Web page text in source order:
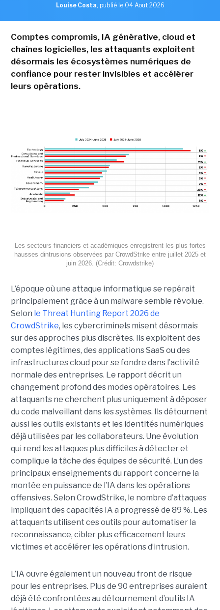
Louise Costa, publié le 04 Aout 2026
Comptes compromis, IA générative, cloud et
chaînes logicielles, les attaquants exploitent
désormais les écosystèmes numériques de
confiance pour rester invisibles et accélérer
leurs opérations.
Les secteurs financiers et académiques enregistrent les plus fortes
hausses dintrusions observées par CrowdStrike entre juillet 2025 et
juin 2026. (Crédit: Crowdstrike)
L’époque où une attaque informatique se repérait
principalement grâce à un malware semble révolue.
Selon le Threat Hunting Report 2026 de
CrowdStrike, les cybercriminels misent désormais
sur des approches plus discrètes. Ils exploitent des
comptes légitimes, des applications SaaS ou des
infrastructures cloud pour se fondre dans l’activité
normale des entreprises. Le rapport décrit un
changement profond des modes opératoires. Les
attaquants ne cherchent plus uniquement à déposer
du code malveillant dans les systèmes. Ils détournent
aussi les outils existants et les identités numériques
déjà utilisées par les collaborateurs. Une évolution
qui rend les attaques plus difficiles à détecter et
complique la tâche des équipes de sécurité. L’un des
principaux enseignements du rapport concerne la
montée en puissance de l’IA dans les opérations
offensives. Selon CrowdStrike, le nombre d’attaques
impliquant des capacités IA a progressé de 89 %. Les
attaquants utilisent ces outils pour automatiser la
reconnaissance, cibler plus efficacement leurs
victimes et accélérer les opérations d’intrusion.
L’IA ouvre également un nouveau front de risque
pour les entreprises. Plus de 90 entreprises auraient
déjà été confrontées au détournement d’outils IA